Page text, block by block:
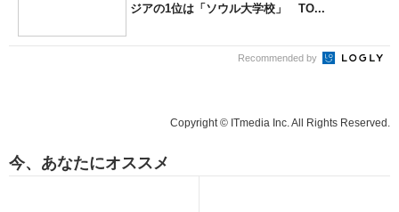
ジアの1位は「ソウル大学校」 TO...
Recommended by
Copyright © ITmedia Inc. All Rights Reserved.
今、あなたにオススメ